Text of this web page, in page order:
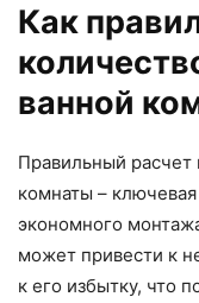
Как
ванной
Правильный расчет
комнаты –
экономного
может привести к
к его избытку, что